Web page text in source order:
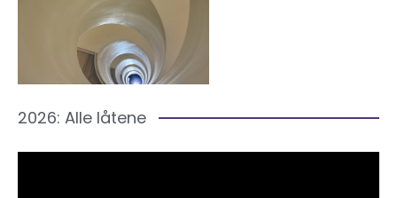
2026: Alle låtene